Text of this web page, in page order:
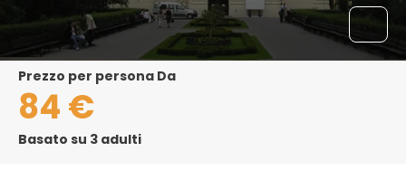
Prezzo per persona Da
84 €
Basato su 3 adulti